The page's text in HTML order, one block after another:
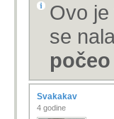
Ovo
se
Svakakav
4 godine